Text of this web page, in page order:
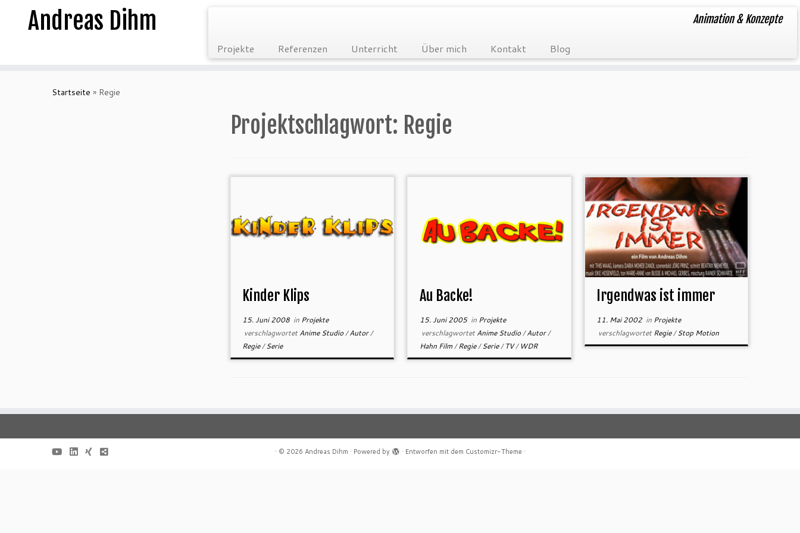
Andreas Dihm Animation & Konzepte
Projekte Referenzen Unterricht Über mich Kontakt Blog
Startseite » Regie
Projektschlagwort: Regie
Kinder Klips
15. Juni 2008 in Projekte
verschlagwortetAnime Studio/Autor/
Regie/Serie
Au Backe!
15. Juni 2005in Projekte
verschlagwortetAnime Studio/Autor/
Hahn Film/Regie/Serie/TV/ WDR
Irgendwas ist immer
11. Mai 2002in Projekte
verschlagwortetRegie/Stop Motion
· © 2026 Andreas Dihm · Powered by · Entworfen mit dem Customizr-Theme ·